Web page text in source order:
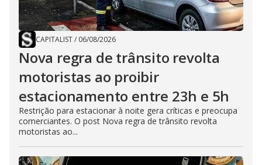
CAPITALIST/ 06/08/2026
Nova regra de trânsito revolta
motoristas ao proibir
estacionamento entre 23h e 5h
Restrição para estacionar à noite gera críticas e preocupa
comerciantes. O post Nova regra de trânsito revolta
motoristas ao...